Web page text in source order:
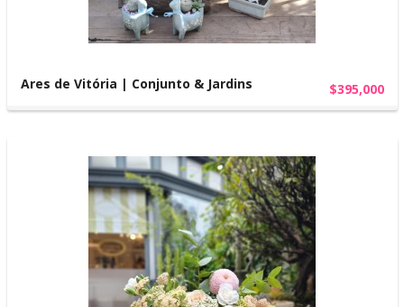
Ares de Vitória | Conjunto & Jardins $395,000